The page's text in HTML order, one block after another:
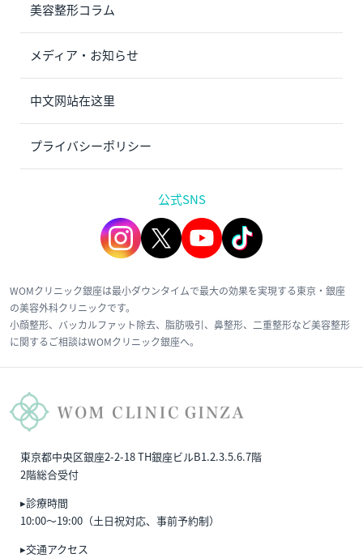
美容整形コラム
メディア・お知らせ
中文网站在这里
プライバシーポリシー
公式SNS
WOMクリニック銀座は最小ダウンタイムで最大の効果を実現する東京・銀座
の美容外科クリニックです。
小顔整形、バッカルファット除去、脂肪吸引、鼻整形、二重整形など美容整形
に関するご相談はWOMクリニック銀座へ。
東京都中央区銀座2-2-18 TH銀座ビルB1.2.3.5.6.7階
2階総合受付
▸診療時間
10:00〜19:00（土日祝対応、事前予約制）
▸交通アクセス